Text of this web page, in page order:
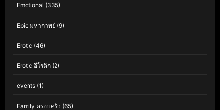
Emotional (335)
Epic มหากาพย์ (9)
Erotic (46)
Erotic อีโรติก (2)
events (1)
Family ครอบครัว (65)